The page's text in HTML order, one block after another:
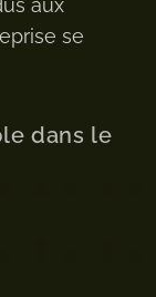
aux
se
dans le